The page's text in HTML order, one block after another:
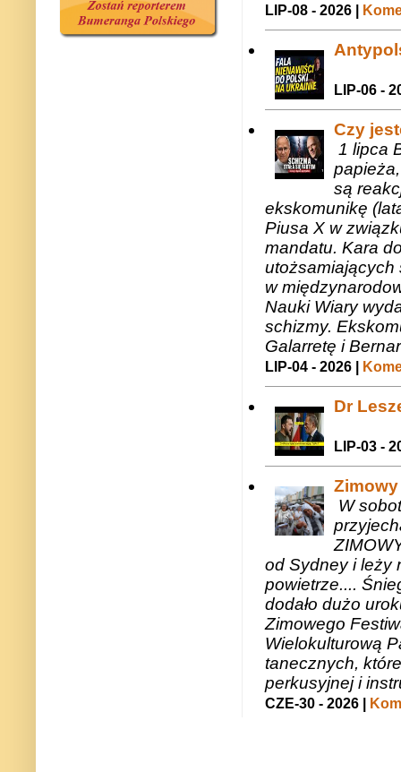
LIP-08 - 2026 |
LIP-06 -
Czy
1 lipca
są
ekskomunikę
Piusa X w
mandatu. Kara
utożsamiających
w
Nauki Wiary
schizmy.
Galarretę i
LIP-04 - 2026 |
Dr
LIP-03 -
W
od Sydney i leży
powietrze....
dodało dużo
Zimowego
Wielokulturową
tanecznych,
perkusyjnej i
CZE-30 - 2026 |